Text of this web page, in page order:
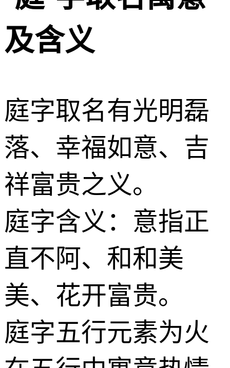
及含义
庭字取名有光明磊
落、幸福如意、吉
祥富贵之义。
庭字含义：意指正
直不阿、和和美
美、花开富贵。
庭字五行元素为火